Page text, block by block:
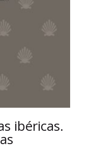
ibéricas.